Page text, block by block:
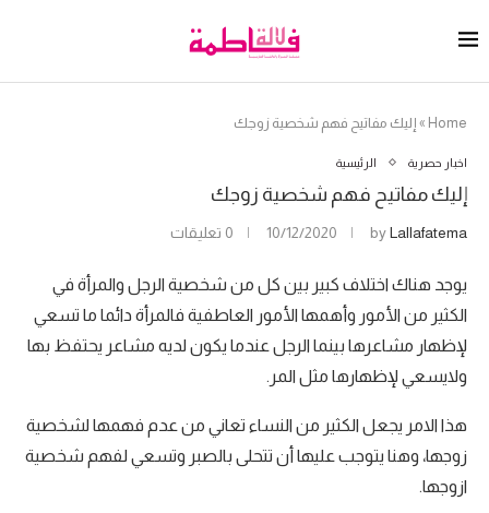
Home
» إليك مفاتيح فهم شخصية زوجك
اخبار حصرية الرئيسية
إليك مفاتيح فهم شخصية زوجك
byLallafatema
10/12/2020 0 تعليقات
يوجد هناك اختلاف كبير بين كل من شخصية الرجل والمرأة في
الكثير من الأمور وأهمها الأمور العاطفية فالمرأة دائما ما تسعي
لإظهار مشاعرها بينما الرجل عندما يكون لديه مشاعر يحتفظ بها
ولايسعي لإظهارها مثل المر.
هذا الامر يجعل الكثير من النساء تعاني من عدم فهمها لشخصية
زوجها، وهنا يتوجب عليها أن تتحلى بالصبر وتسعي لفهم شخصية
ازوجها.